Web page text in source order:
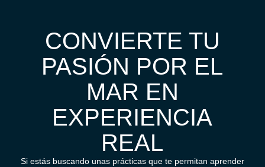
CONVIERTE TU
PASIÓN POR EL
MAR EN
EXPERIENCIA
REAL
Si estás buscando unas prácticas que te permitan aprender